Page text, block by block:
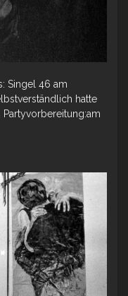
Singel 46 am
hatte